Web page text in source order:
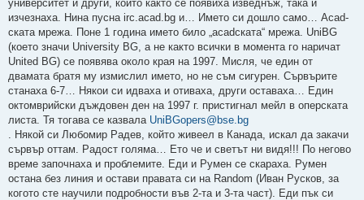
университет и други, които както се появиха изведнъж, така и
изчезнаха. Нина пусна irc.acad.bg и… Името си дошло само… Acad-
ската мрежа. Поне 1 година името било „acadската“ мрежа. UniBG
(което значи University BG, а не както всички в момента го наричат
United BG) се появява около края на 1997. Мисля, че един от
двамата братя му измислил името, но не съм сигурен. Сървърите
станаха 6-7… Някои си идваха и отиваха, други оставаха… Един
октомврийски дъждовен ден на 1997 г. пристигнал мейл в оперската
листа. Тя тогава се казвала UniBGopers@bse.bg
. Някой си Любомир Радев, който живеел в Канада, искал да закачи
сървър оттам. Радост голяма… Ето че и светът ни видя!!! По негово
време започнаха и проблемите. Еди и Румен се скараха. Румен
остана без линия и остави правата си на Random (Иван Русков, за
когото сте научили подробности във 2-та и 3-та част). Еди пък си